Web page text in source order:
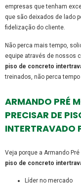
empresas que tenham
que são deixados de lado
fidelização do cliente.
Não perca mais tempo,
equipe através de nossos
piso de concreto
treinados, não perca
ARMANDO PRÉ
PRECISAR DE
INTERTRAVADO
Veja porque a Armando
piso de concreto
líder no mercado